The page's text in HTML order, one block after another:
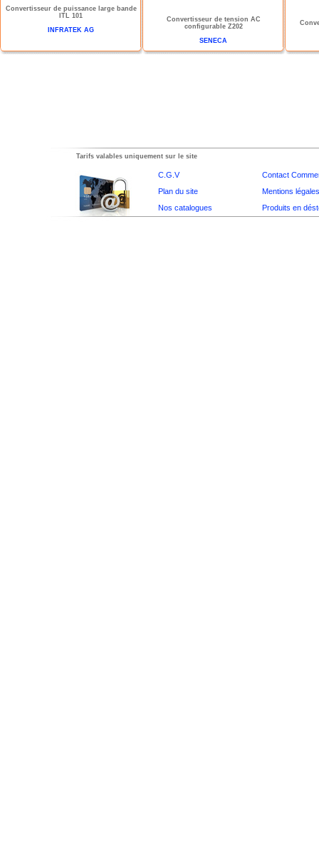
Convertisseur de puissance large bande
ITL 101
INFRATEK AG
Convertisseur de tension AC
configurable Z202
SENECA
Tarifs valables uniquement sur le site
C.G.V
Contact
Plan du site
Mentions
Nos catalogues
Produits en